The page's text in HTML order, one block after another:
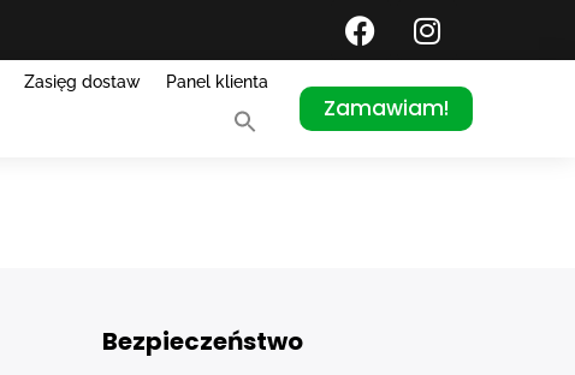
Zasięg dostaw Panel klienta
Zamawiam!
Bezpieczeństwo